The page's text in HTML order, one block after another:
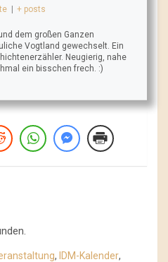
| + posts
dem großen Ganzen
Vogtland gewechselt. Ein
Neugierig, nahe
ein bisschen frech. :)
, IDM-Kalender,